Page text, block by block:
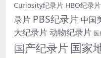
Curiosity纪录片 HBO纪录片
录片 PBS纪录片 中国
大纪录片动物纪录片 医
国产纪录片 国家